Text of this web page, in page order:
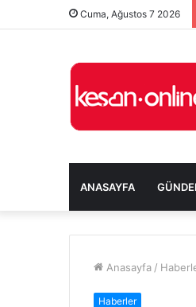
Cuma, Ağustos 7 2026
ANASAYFA
Anasayfa /
Haberler